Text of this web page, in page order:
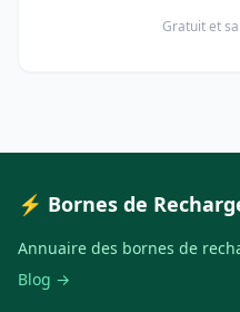
Gratuit et
⚡ Bornes de
Annuaire des bornes de
Blog →